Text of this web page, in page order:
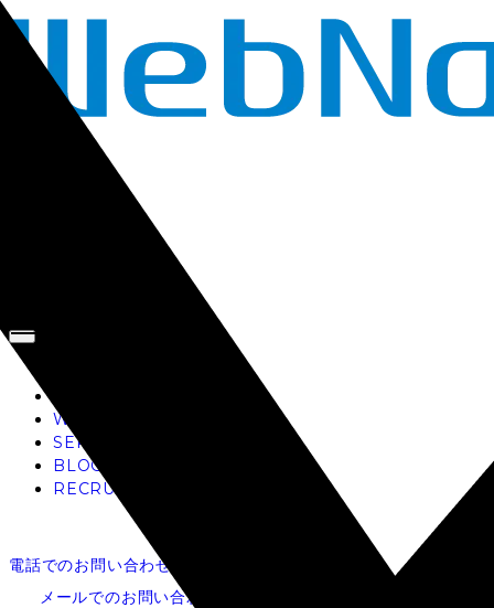
WORKS
SERVICE
BLOG
RECRUIT
電話でのお問い合わせ
メールでのお問い合わせ